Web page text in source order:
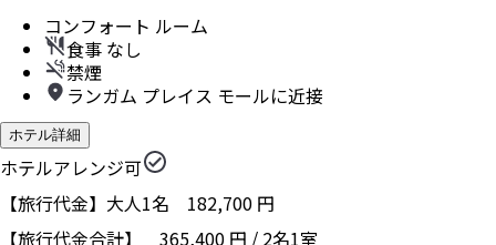
コンフォート ルーム
食事 なし
禁煙
ランガム プレイス モールに近接
ホテル詳細
ホテルアレンジ可
【旅行代金】大人1名 182,700 円
【旅行代金合計】 365,400 円 / 2名1室